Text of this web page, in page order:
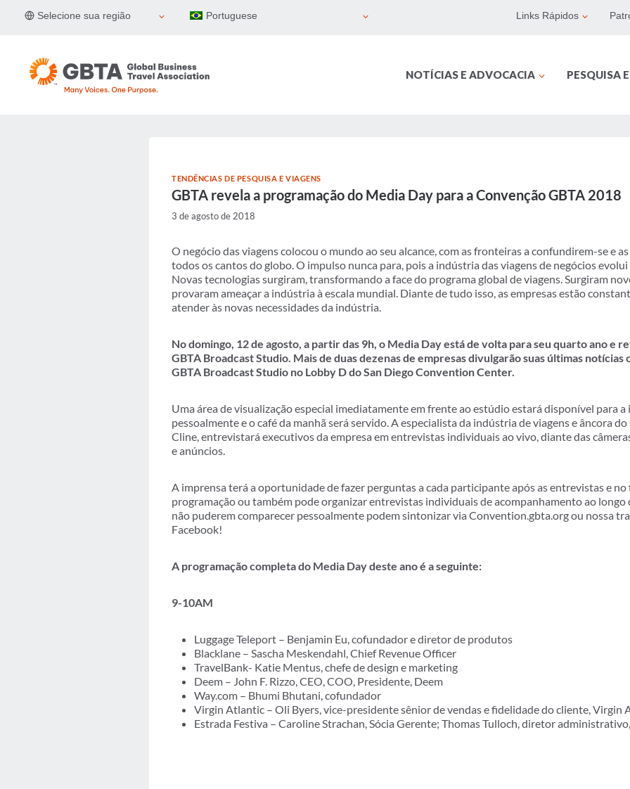
Selecione sua região Portuguese Links Rápidos
NOTÍCIAS E ADVOCACIA PESQUISA
TENDÊNCIAS DE PESQUISA E VIAGENS
GBTA revela a programação do Media Day para a Convenção GBTA 2018
3 de agosto de 2018
O negócio das viagens colocou o mundo ao seu alcance, com as fronteiras a confundirem-se e
todos os cantos do globo. O impulso nunca para, pois a indústria das viagens de negócios
Novas tecnologias surgiram, transformando a face do programa global de viagens. Surgiram
provaram ameaçar a indústria à escala mundial. Diante de tudo isso, as empresas estão
atender às novas necessidades da indústria.
No domingo, 12 de agosto, a partir das 9h, o Media Day está de volta para seu quarto ano e
GBTA Broadcast Studio. Mais de duas dezenas de empresas divulgarão suas últimas
GBTA Broadcast Studio no Lobby D do San Diego Convention Center.
Uma área de visualização especial imediatamente em frente ao estúdio estará disponível para
pessoalmente e o café da manhã será servido. A especialista da indústria de viagens e âncora
Cline, entrevistará executivos da empresa em entrevistas individuais ao vivo, diante das
e anúncios.
A imprensa terá a oportunidade de fazer perguntas a cada participante após as entrevistas e no
programação ou também pode organizar entrevistas individuais de acompanhamento ao longo
não puderem comparecer pessoalmente podem sintonizar via Convention.gbta.org ou nossa
Facebook!
A programação completa do Media Day deste ano é a seguinte:
9-10AM
Luggage Teleport – Benjamin Eu, cofundador e diretor de produtos
Blacklane – Sascha Meskendahl, Chief Revenue Officer
TravelBank- Katie Mentus, chefe de design e marketing
Deem – John F. Rizzo, CEO, COO, Presidente, Deem
Way.com – Bhumi Bhutani, cofundador
Virgin Atlantic – Oli Byers, vice-presidente sênior de vendas e fidelidade do cliente, Virgin
Estrada Festiva – Caroline Strachan, Sócia Gerente; Thomas Tulloch, diretor